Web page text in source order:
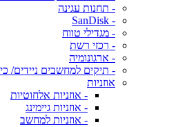
- תחנות עגינה
- SanDisk
- מגדילי טווח
- רכזי רשת
- ארגונומיה
- תיקים למחשבים ניידים/
אוזניות
- אוזניות אלחוטיות
- אוזניות גיימינג
- אוזניות למחשב